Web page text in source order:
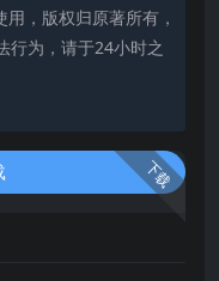
，版权归原著所有，
行为，请于24小时之
下载